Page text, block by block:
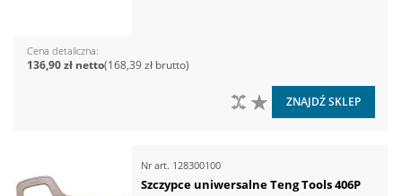
Cena detaliczna
168,39 zł
136,90 zł
DO LISTY ŻYCZEŃ
DO PORÓWNANIA
ZNAJDŹ SKLEP
Nr art. 128300100
Szczypce uniwersalne Teng Tools 406P